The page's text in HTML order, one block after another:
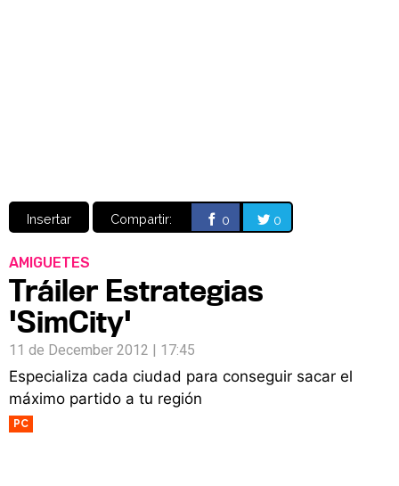
Insertar Compartir: 0 0
AMIGUETES
Tráiler Estrategias
'SimCity'
11 de December 2012 | 17:45
Especializa cada ciudad para conseguir sacar el
máximo partido a tu región
PC